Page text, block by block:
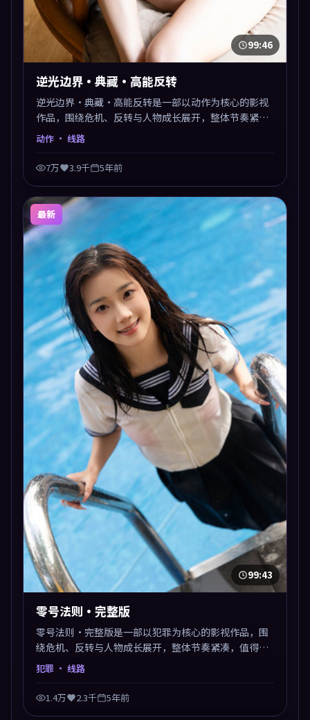
99:46
逆光边界·典藏·高能反转
逆光边界·典藏·高能反转是一部以动作为核心的影视
作品，围绕危机、反转与人物成长展开，整体节奏紧
凑，值得推荐观看。
动作 · 线路
7万 3.9千 5年前
最新
99:43
零号法则·完整版
零号法则·完整版是一部以犯罪为核心的影视作品，围
绕危机、反转与人物成长展开，整体节奏紧凑，值得推
荐观看。
犯罪 · 线路
1.4万 2.3千 5年前